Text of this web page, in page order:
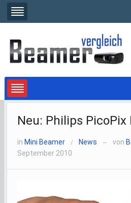
Neu: Philips
in Mini Beamer / News — von
September 2010